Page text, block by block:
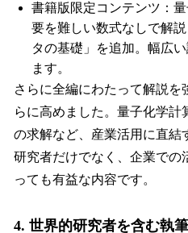
書籍版限定コンテンツ：
要を難しい数式なしで解
タの基礎」を追加。幅広
ます。
さらに全編にわたって解説を
らに高めました。量子化学
の求解など、産業活用に直結
研究者だけでなく、企業での
っても有益な内容です。
4. 世界的研究者を含む執